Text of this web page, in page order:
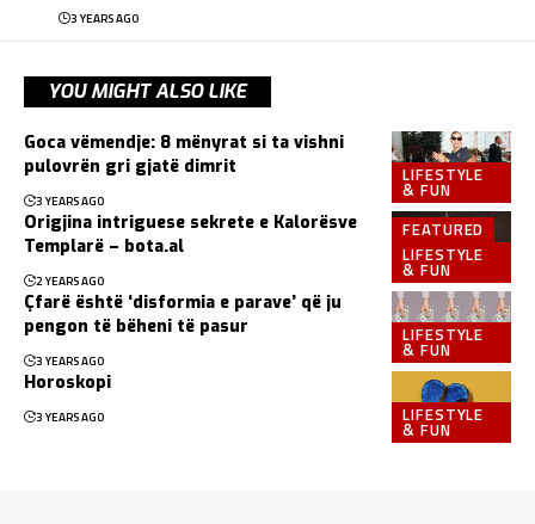
3 YEARS AGO
YOU MIGHT ALSO LIKE
LIFESTYLE
& FUN
Goca vëmendje: 8 mënyrat si ta vishni
pulovrën gri gjatë dimrit
3 YEARS AGO
FEATURED
LIFESTYLE
& FUN
Origjina intriguese sekrete e Kalorësve
Templarë – bota.al
2 YEARS AGO
LIFESTYLE
& FUN
Çfarë është ‘disformia e parave’ që ju
pengon të bëheni të pasur
3 YEARS AGO
LIFESTYLE
& FUN
Horoskopi
3 YEARS AGO